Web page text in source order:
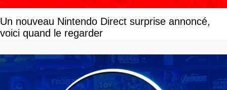
Un nouveau Nintendo Direct surprise annoncé,
voici quand le regarder